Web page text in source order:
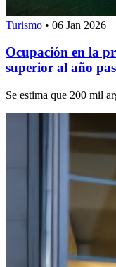
Turismo • 06 Jan 2026
Ocupación en la
superior al año
Se estima que 200 mil